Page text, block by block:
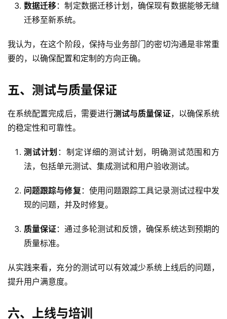
数据迁移：制定数据迁移计划，确保现有数据能够无缝
迁移至新系统。
我认为，在这个阶段，保持与业务部门的密切沟通是非常重
要的，以确保配置和定制的方向正确。
五、测试与质量保证
在系统配置完成后，需要进行测试与质量保证，以确保系统
的稳定性和可靠性。
测试计划 ：制定详细的测试计划，明确测试范围和方
法，包括单元测试、集成测试和用户验收测试。
问题跟踪与修复 ：使用问题跟踪工具记录测试过程中发
现的问题，并及时修复。
质量保证：通过多轮测试和反馈，确保系统达到预期的
质量标准。
从实践来看，充分的测试可以有效减少系统上线后的问题，
提升用户满意度。
六、上线与培训